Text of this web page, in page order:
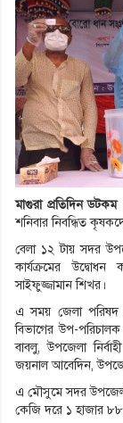
মাগুরা প্রতিদিন ডটকম
শনিবার নিবন্ধিত
বেলা ১২ টায় সদর
কার্যক্রমের
সাইফুজ্জামান শিখর।
এ সময় জেলা পরিষদ
বিভাগের উপ-
বাবলু, উপজেলা
জয়নাল আবেদিন,
এ মৌসুমে সদর
কেজি দরে ১ হাজার